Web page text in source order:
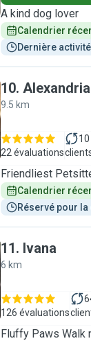
A kind dog lover
Calendrier
Dernière
10. Alexandria
9.5 km
22 évaluations
10
Friendliest
Calendrier
Réservé pour
11. Ivana
6 km
126 évaluations
Fluffy Paws Walk